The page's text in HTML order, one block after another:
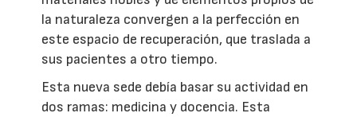
la naturaleza convergen a la perfección en
este espacio de recuperación, que traslada a
sus pacientes a otro tiempo.
Esta nueva sede debía basar su actividad en
dos ramas: medicina y docencia. Esta